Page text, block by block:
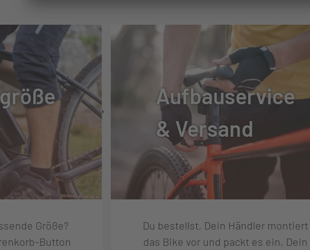
STAHLGEFEDERT
SCHWALBE MARATHON RACER 40-622
AXA BLUELINE 30
AXA BLUELINE
17.1
Größe?
Button
Aufbauservice
& Versand
Du bestellst, Dein Händler montiert
das Bike vor und packt es ein, Dein